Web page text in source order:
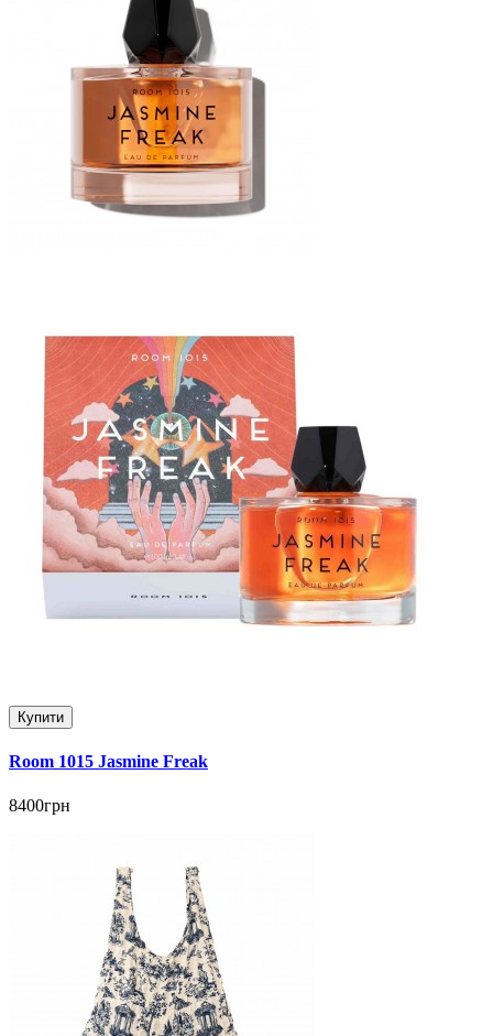
Купити
Room 1015 Jasmine Freak
8400грн